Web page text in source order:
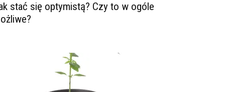
stać się optymistą? Czy to w ogóle